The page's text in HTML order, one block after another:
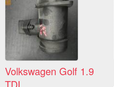
Volkswagen Golf 1.9